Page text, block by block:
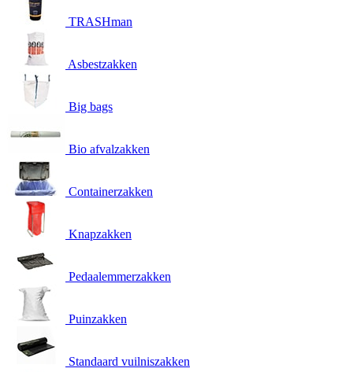
TRASHman
Asbestzakken
Big bags
Bio afvalzakken
Containerzakken
Knapzakken
Pedaalemmerzakken
Puinzakken
Standaard vuilniszakken